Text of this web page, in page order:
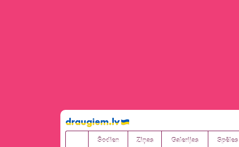
Pāriet
uz
saturu
Šodien Ziņas Galerijas Spēles